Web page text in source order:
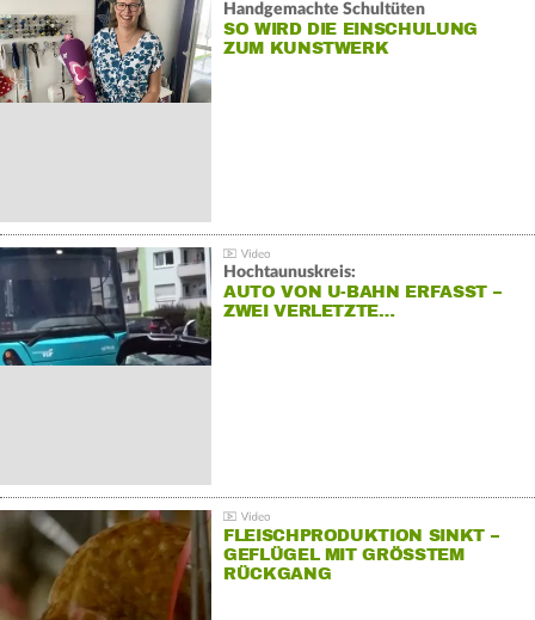
Handgemachte Schultüten
SO WIRD DIE EINSCHULUNG
ZUM KUNSTWERK
Hochtaunuskreis:
AUTO VON U-BAHN ERFASST –
ZWEI VERLETZTE…
FLEISCHPRODUKTION SINKT –
GEFLÜGEL MIT GRÖSSTEM R
ÜCKGANG